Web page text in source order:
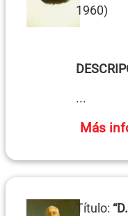
1960)
...
Más
Título: